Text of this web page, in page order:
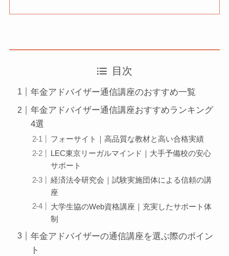
目次
年金アドバイザー通信講座のおすすめ一覧
年金アドバイザー通信講座おすすめランキング
4選
フォーサイト｜高品質な教材と高い合格実績
LEC東京リーガルマインド｜大手予備校の安心
サポート
経済法令研究会｜試験実施団体による信頼の講
座
大学生協のWeb資格講座｜充実したサポート体
制
年金アドバイザーの通信講座を選ぶ際のポイン
ト